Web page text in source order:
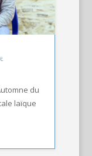
du
laïque